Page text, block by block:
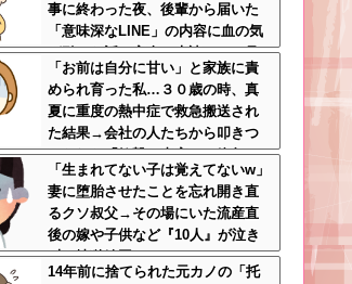
事に終わった夜、後輩から届いた
「意味深なLINE」の内容に血の気
が引いた話←完全に未読スルー見
抜かれてて草
「お前は自分に甘い」と家族に責
められ育った私…３０歳の時、真
夏に重度の熱中症で救急搬送され
た結果→会社の人たちから叩きつ
けられた「衝撃の事実」に絶句
「生まれてない子は覚えてないw」
妻に堕胎させたことを忘れ開き直
るクソ叔父→その場にいた流産直
後の嫁や子供など『10人』が泣き
叫ぶ地獄絵図へ
14年前に捨てられた元カノの「托